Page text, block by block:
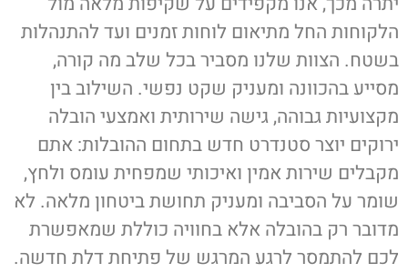
הלקוחות החל מתיאום לוחות זמנים ועד להתנהלות
בשטח. הצוות שלנו מסביר בכל שלב מה קורה,
מסייע בהכוונה ומעניק שקט נפשי. השילוב בין
מקצועיות גבוהה, גישה שירותית ואמצעי הובלה
ירוקים יוצר סטנדרט חדש בתחום ההובלות: אתם
מקבלים שירות אמין ואיכותי שמפחית עומס ולחץ,
שומר על הסביבה ומעניק תחושת ביטחון מלאה. לא
מדובר רק בהובלה אלא בחוויה כוללת שמאפשרת
לכם להתמסר לרגע המרגש של פתיחת דלת חדשה.